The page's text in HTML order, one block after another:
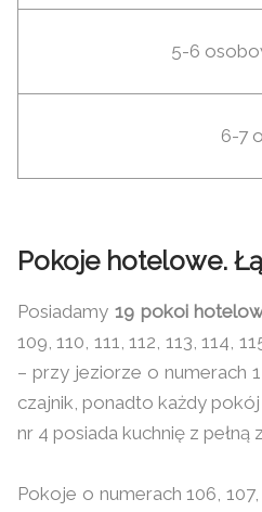
5-6
6-7
Pokoje hotelowe.
Posiadamy 19 pokoi
109, 110, 111, 112, 113, 114,
– przy jeziorze o numerach
czajnik, ponadto każdy
nr 4 posiada kuchnię z
Pokoje o numerach 106,